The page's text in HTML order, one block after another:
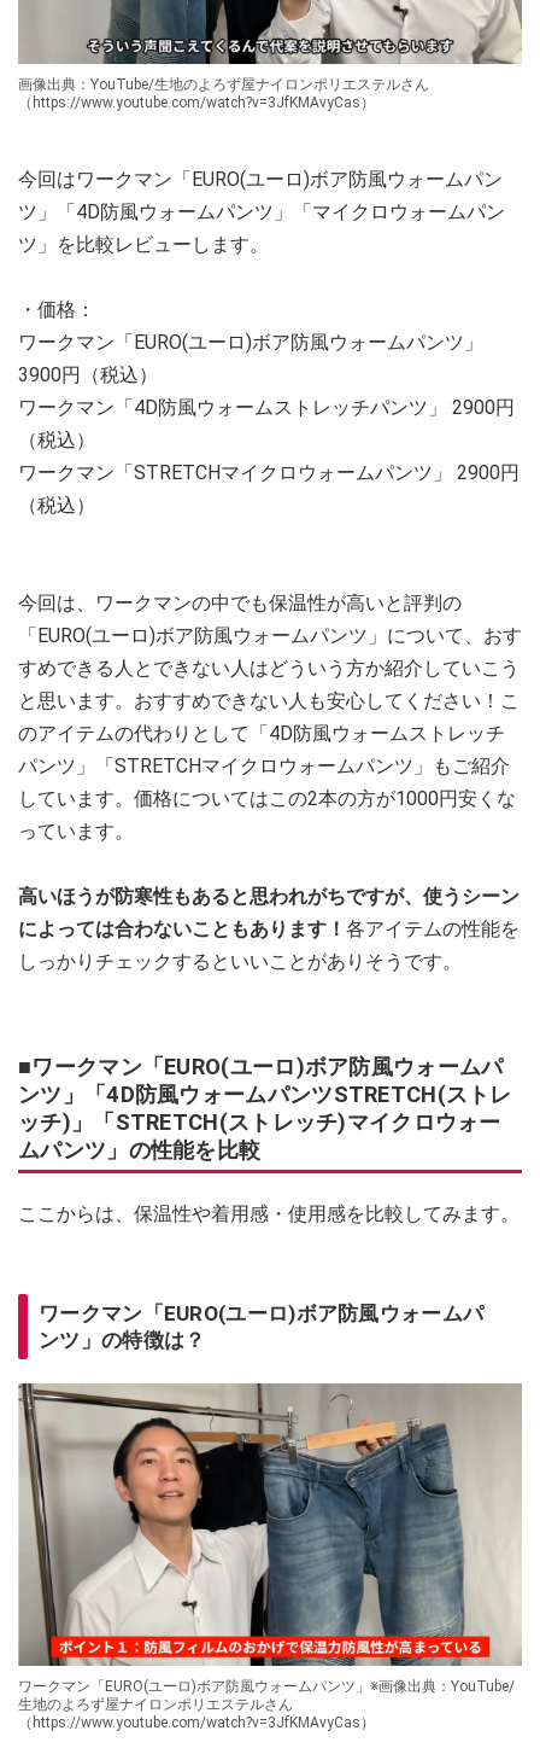
画像出典：YouTube/生地のよろず屋ナイロンポリエステルさん
（https://www.youtube.com/watch?v=3JfKMAvyCas）
今回はワークマン「EURO(ユーロ)ボア防風ウォームパン
ツ」「4D防風ウォームパンツ」「マイクロウォームパン
ツ」を比較レビューします。
・価格：
ワークマン「EURO(ユーロ)ボア防風ウォームパンツ」
3900円（税込）
ワークマン「4D防風ウォームストレッチパンツ」 2900円
（税込）
ワークマン「STRETCHマイクロウォームパンツ」 2900円
（税込）
今回は、ワークマンの中でも保温性が高いと評判の
「EURO(ユーロ)ボア防風ウォームパンツ」について、おす
すめできる人とできない人はどういう方か紹介していこう
と思います。おすすめできない人も安心してください！こ
のアイテムの代わりとして「4D防風ウォームストレッチ
パンツ」「STRETCHマイクロウォームパンツ」もご紹介
しています。価格についてはこの2本の方が1000円安くな
っています。
高いほうが防寒性もあると思われがちですが、使うシーン
によっては合わないこともあります！ 各アイテムの性能を
しっかりチェックするといいことがありそうです。
■ワークマン「EURO(ユーロ)ボア防風ウォームパ
ンツ」「4D防風ウォームパンツSTRETCH(ストレ
ッチ)」「STRETCH(ストレッチ)マイクロウォー
ムパンツ」の性能を比較
ここからは、保温性や着用感・使用感を比較してみます。
ワークマン「EURO(ユーロ)ボア防風ウォームパ
ンツ」の特徴は？
ワークマン「EURO(ユーロ)ボア防風ウォームパンツ」※画像出典：YouTube/
生地のよろず屋ナイロンポリエステルさん
（https://www.youtube.com/watch?v=3JfKMAvyCas）